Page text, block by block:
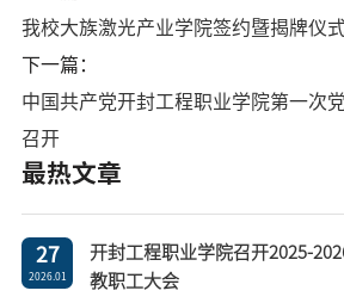
我校大族激光产业学院签约暨揭牌仪
下一篇：
中国共产党开封工程职业学院第一次
召开
最热文章
27
2026.01
开封工程职业学院召开2025-
教职工大会